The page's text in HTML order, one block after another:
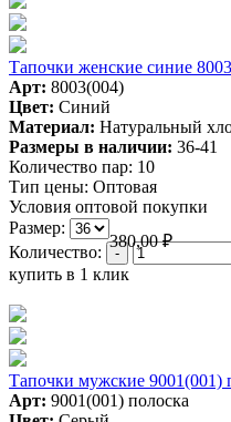
Тапочки женские синие
Арт: 8003(004)
Цвет: Синий
Материал: Натуральный
Размеры в наличии: 36-41
Количество пар: 10
Тип цены: Оптовая
Условия оптовой покупки
Размер:
380,00₽
Количество:
купить в 1 клик
Тапочки мужские 9001(001)
Арт: 9001(001) полоска